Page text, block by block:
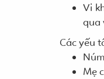
Vi
qua
Các yếu
Mẹ